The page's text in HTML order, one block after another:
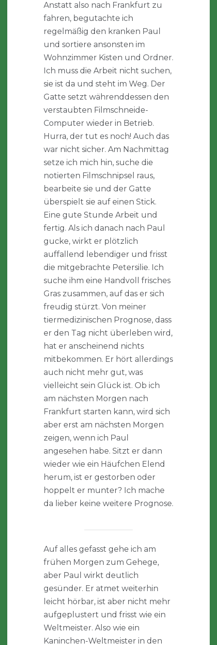
Anstatt also nach Frankfurt zu
fahren, begutachte ich
regelmäßig den kranken Paul
und sortiere ansonsten im
Wohnzimmer Kisten und Ordner.
Ich muss die Arbeit nicht suchen,
sie ist da und steht im Weg. Der
Gatte setzt währenddessen den
verstaubten Filmschneide-
Computer wieder in Betrieb.
Hurra, der tut es noch! Auch das
war nicht sicher. Am Nachmittag
setze ich mich hin, suche die
notierten Filmschnipsel raus,
bearbeite sie und der Gatte
überspielt sie auf einen Stick.
Eine gute Stunde Arbeit und
fertig. Als ich danach nach Paul
gucke, wirkt er plötzlich
auffallend lebendiger und frisst
die mitgebrachte Petersilie. Ich
suche ihm eine Handvoll frisches
Gras zusammen, auf das er sich
freudig stürzt. Von meiner
tiermedizinischen Prognose, dass
er den Tag nicht überleben wird,
hat er anscheinend nichts
mitbekommen. Er hört allerdings
auch nicht mehr gut, was
vielleicht sein Glück ist. Ob ich
am nächsten Morgen nach
Frankfurt starten kann, wird sich
aber erst am nächsten Morgen
zeigen, wenn ich Paul
angesehen habe. Sitzt er dann
wieder wie ein Häufchen Elend
herum, ist er gestorben oder
hoppelt er munter? Ich mache
da lieber keine weitere Prognose.
Auf alles gefasst gehe ich am
frühen Morgen zum Gehege,
aber Paul wirkt deutlich
gesünder. Er atmet weiterhin
leicht hörbar, ist aber nicht mehr
aufgeplustert und frisst wie ein
Weltmeister. Also wie ein
Kaninchen-Weltmeister in den